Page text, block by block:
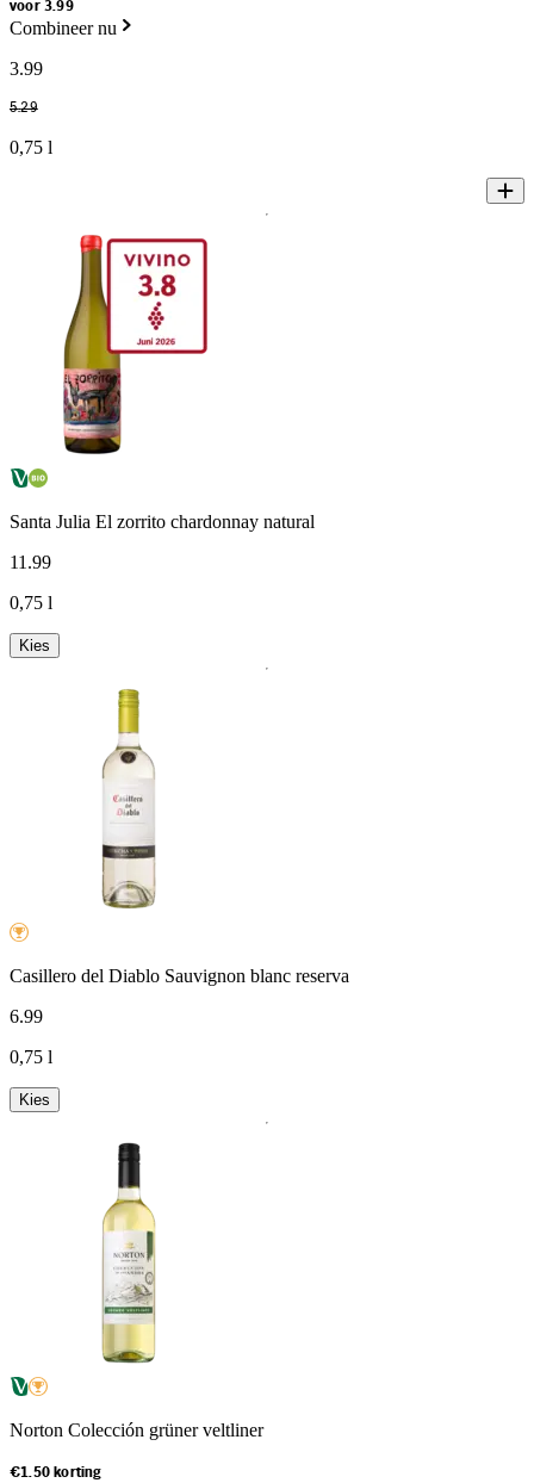
voor 3.99
Combineer nu
3.99
5.29
0,75 l
Santa Julia El zorrito chardonnay natural
11 .99
0,75 l
Kies
Casillero del Diablo Sauvignon blanc reserva
6.99
0,75 l
Kies
Norton Colección grüner veltliner
€1.50 korting